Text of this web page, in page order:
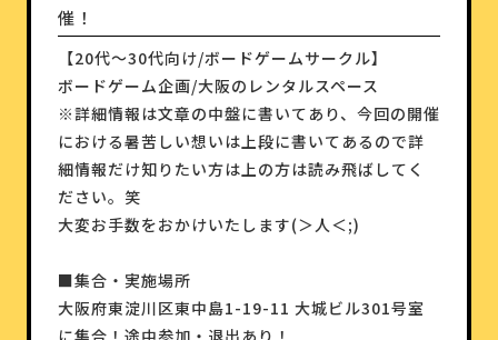
催！
【20代〜30代向け/ボードゲームサークル】
ボードゲーム企画/大阪のレンタルスペース
※詳細情報は文章の中盤に書いてあり、今回の開催
における暑苦しい想いは上段に書いてあるので詳
細情報だけ知りたい方は上の方は読み飛ばしてく
ださい。笑
大変お手数をおかけいたします(＞人＜;)
■集合・実施場所
大阪府東淀川区東中島1-19-11 大城ビル301号室